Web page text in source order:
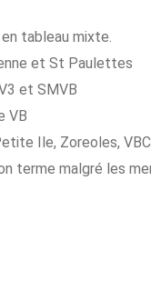
tableau mixte.
et St Paulettes
et SMVB
VB
Ile, Zoreoles,
terme malgré les